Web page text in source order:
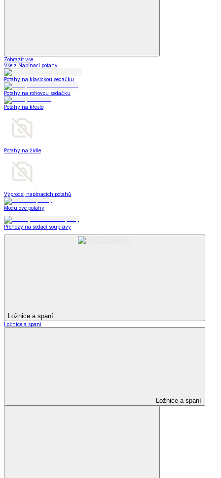
Zobrazit vše
Vše z Napínací potahy
Potahy na klasickou sedačku
Potahy na rohovou sedačku
Potahy na křeslo
Potahy na židle
Výprodej napínacích potahů
Modulové potahy
Přehozy na sedací soupravy
Ložnice a spaní
Ložnice a spaní
Ložnice a spaní